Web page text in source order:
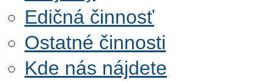
Edičná činnosť
Ostatné činnosti
Kde nás nájdete